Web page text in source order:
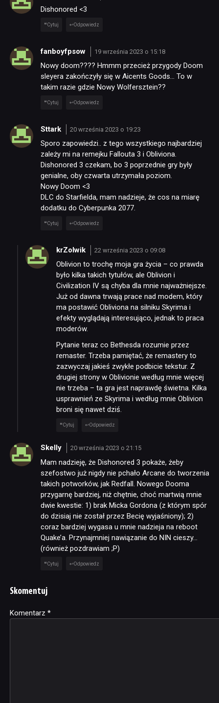
Dishonored <3
Cytuj Odpowiedz
fanboyfpsow 19 września 2023 o 15:18
Nowy doom???? Hmmm przecież przygody Doom
sleyera zakończyły się w Aicents Goods… To w
takim razie gdzie Nowy Wolfersztein??
Cytuj Odpowiedz
Sttark 20 września 2023 o 19:23
Sporo zapowiedzi.. z tego wszystkiego najbardziej
zależy mi na remejku Fallouta 3 i Obliviona.
Dishonored 3 czekam, bo 3 poprzednie gry były
genialne, oby czwarta utrzymała poziom.
Nowy Doom <3
DLC do Starfielda, mam nadzieje, że cos na miarę
dodatku do Cyberpunka 2077.
Cytuj Odpowiedz
krZolwik 22 września 2023 o 09:08
Oblivion to trochę moja gra życia – co prawda
było kilka takich tytułów, ale Oblivion i
Civilization IV są chyba dla mnie najważniejsze.
Już od dawna trwają prace nad modem, który
ma postawić Obliviona na silniku Skyrima i
efekty wyglądają interesująco, jednak to praca
moderów.
Pytanie teraz co Bethesda rozumie przez
remaster. Trzeba pamiętać, że remastery to
zazwyczaj jakieś zwykłe podbicie tekstur. Z
drugiej strony w Oblivionie według mnie więcej
nie trzeba – ta gra jest naprawdę świetna. Kilka
usprawnień ze Skyrima i według mnie Oblivion
broni się nawet dziś.
Cytuj Odpowiedz
Skelly 20 września 2023 o 21:15
Mam nadzieję, że Dishonored 3 pokaże, żeby
szefostwo już nigdy nie pchało Arcane do tworzenia
takich potworków, jak Redfall. Nowego Dooma
przygarnę bardziej, niż chętnie, choć martwią mnie
dwie kwestie: 1) brak Micka Gordona (z którym spór
do dzisiaj nie został przez Becię wyjaśniony); 2)
coraz bardziej wygasa u mnie nadzieja na reboot
Quake’a. Przynajmniej nawiązanie do NIN cieszy…
(również pozdrawiam ;P)
Cytuj Odpowiedz
Skomentuj
Komentarz *
Alternative: